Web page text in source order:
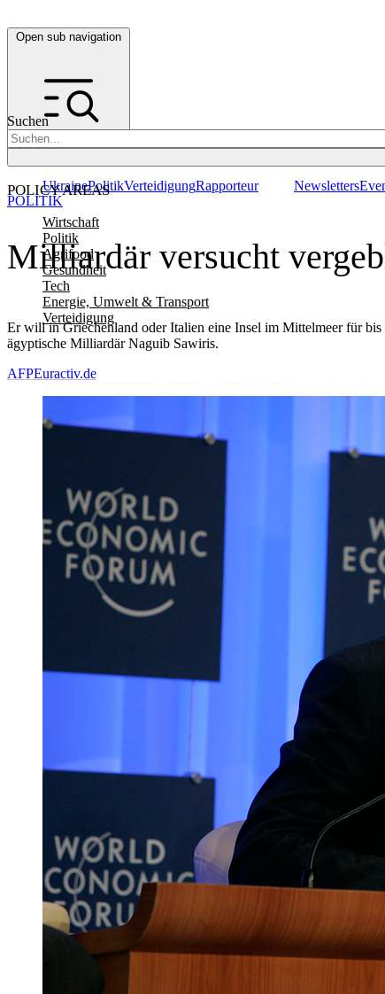
Open sub navigation
Suchen
POLICY AREAS
Wirtschaft
Politik
Agrifood
Gesundheit
Tech
Energie, Umwelt & Transport
Verteidigung
UkrainePolitikVerteidigungRapporteur Newsletters
Milliardär versucht
Er will in Griechenland oder Italien eine Insel im Mittelmeer für bis
ägyptische Milliardär Naguib Sawiris.
POLITIK
AFPEuractiv.de